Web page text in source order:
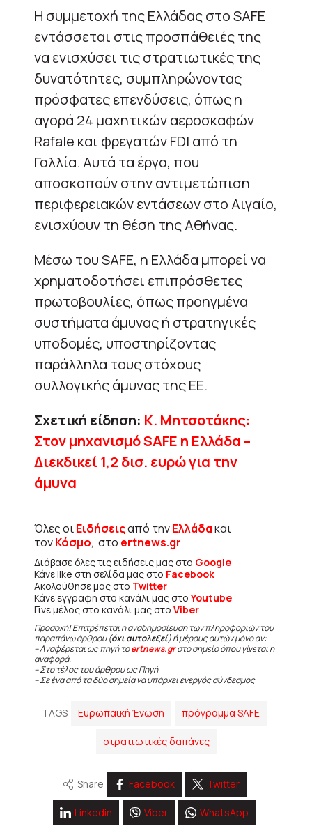
Η συμμετοχή της Ελλάδας στο SAFE
εντάσσεται στις προσπάθειές της
να ενισχύσει τις στρατιωτικές της
δυνατότητες, συμπληρώνοντας
πρόσφατες επενδύσεις, όπως η
αγορά 24 μαχητικών αεροσκαφών
Rafale και φρεγατών FDI από τη
Γαλλία. Αυτά τα έργα, που
αποσκοπούν στην αντιμετώπιση
περιφερειακών εντάσεων στο Αιγαίο,
ενισχύουν τη θέση της Αθήνας.
Μέσω του SAFE, η Ελλάδα μπορεί να
χρηματοδοτήσει επιπρόσθετες
πρωτοβουλίες, όπως προηγμένα
συστήματα άμυνας ή στρατηγικές
υποδομές, υποστηρίζοντας
παράλληλα τους στόχους
συλλογικής άμυνας της ΕΕ.
Σχετική είδηση: Κ. Μητσοτάκης:
Στον μηχανισμό SAFE η Ελλάδα –
Διεκδικεί 1,2 δισ. ευρώ για την
άμυνα
Όλες οιΕιδήσειςαπό τηνΕλλάδακαι
τονΚόσμο, στο ertnews.gr
Διάβασε όλες τις ειδήσεις μας στο Google
Κάνε like στη σελίδα μας στο Facebook
Ακολούθησε μας στο Twitter
Κάνε εγγραφή στο κανάλι μας στοYoutube
Γίνε μέλος στο κανάλι μας στο Viber
Προσοχή! Επιτρέπεται η αναδημοσίευση των πληροφοριών του
παραπάνω άρθρου (όχι αυτολεξεί) ή μέρους αυτών μόνο αν:
– Αναφέρεται ως πηγή τοertnews.grστο σημείο όπου γίνεται η
αναφορά.
– Στο τέλος του άρθρου ως Πηγή
– Σε ένα από τα δύο σημεία να υπάρχει ενεργός σύνδεσμος
TAGS Ευρωπαϊκή Ένωση πρόγραμμα SAFE
στρατιωτικές δαπάνες
Share Facebook Twitter
Linkedin Viber WhatsApp